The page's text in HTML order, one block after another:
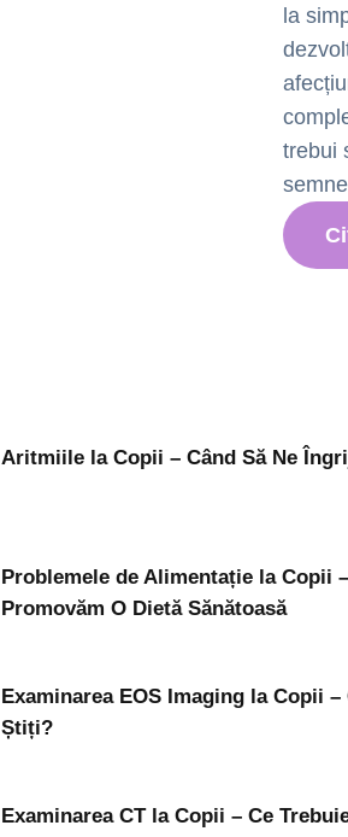
la
trebui
Aritmiile la Copii – Când Să Ne
Problemele de Alimentație la Copii
Promovăm O Dietă Sănătoasă
Examinarea EOS Imaging la Copii –
Știți?
Examinarea CT la Copii – Ce